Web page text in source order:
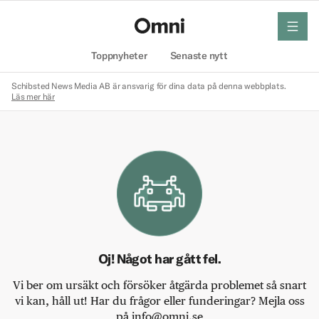
Toppnyheter Senaste nytt
meny
Schibsted News Media AB är ansvarig för dina data på denna webbplats.
Läs mer här
Oj! Något har gått fel.
Vi ber om ursäkt och försöker åtgärda problemet så snart
vi kan, håll ut! Har du frågor eller funderingar? Mejla oss